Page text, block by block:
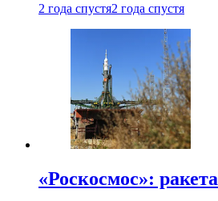
2 года спустя2 года спустя
«Роскосмос»: